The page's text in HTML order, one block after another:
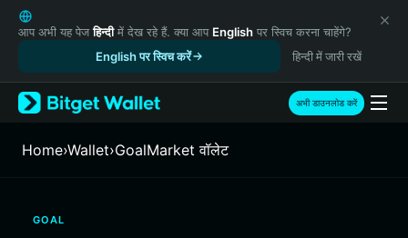
English
日本語
Русский
Español (Latinoamérica)
Türkçe
Italiano
繁體中文
आप अभी यह पेजहिन्दीमें देख रहे हैं. क्या आप English पर स्विच करना चाहेंगे?
English पर स्विच करें
हिन्दी में जारी रखें
अभी डाउनलोड करें
Home›Wallet›GoalMarket वॉलेट
GOAL